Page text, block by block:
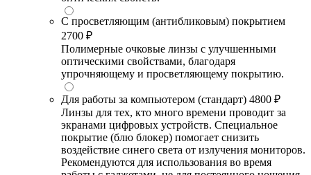
С просветляющим (антибликовым) покрытием
2700 ₽
Полимерные очковые линзы с улучшенными
оптическими свойствами, благодаря
упрочняющему и просветляющему покрытию.
Для работы за компьютером (стандарт) 4800 ₽
Линзы для тех, кто много времени проводит за
экранами цифровых устройств. Специальное
покрытие (блю блокер) помогает снизить
воздействие синего света от излучения мониторов.
Рекомендуются для использования во время